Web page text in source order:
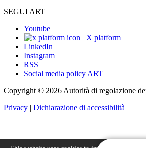
SEGUI ART
Youtube
X platform
LinkedIn
Instagram
RSS
Social media policy ART
Copyright © 2026 Autorità di regolazione
Privacy | Dichiarazione di accessibilità